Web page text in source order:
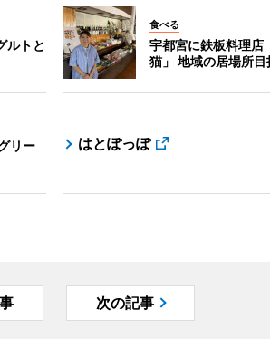
ルトと
食べる
宇都宮に鉄板料理店
猫」 地域の居場所目
リー
はとぽっぽ
次の記事